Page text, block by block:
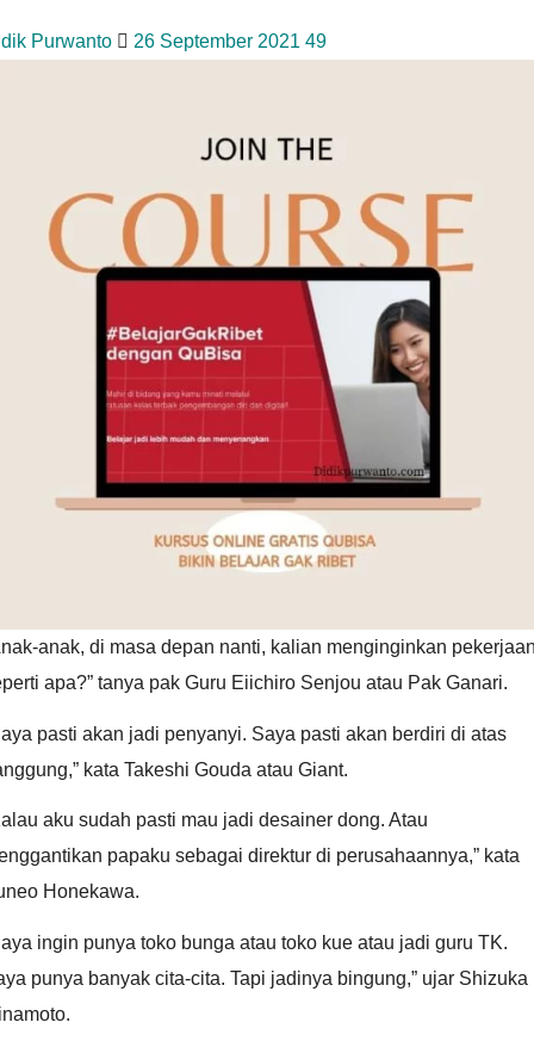
Purwanto 26 September 2021 49
anak, di masa depan nanti, kalian menginginkan
apa?” tanya pak Guru Eiichiro Senjou atau Pak Ganari.
pasti akan jadi penyanyi. Saya pasti akan berdiri di atas
kata Takeshi Gouda atau Giant.
aku sudah pasti mau jadi desainer dong. Atau
papaku sebagai direktur di perusahaannya,” kata
Honekawa.
ingin punya toko bunga atau toko kue atau jadi guru TK.
punya banyak cita-cita. Tapi jadinya bingung,” ujar Shizuka